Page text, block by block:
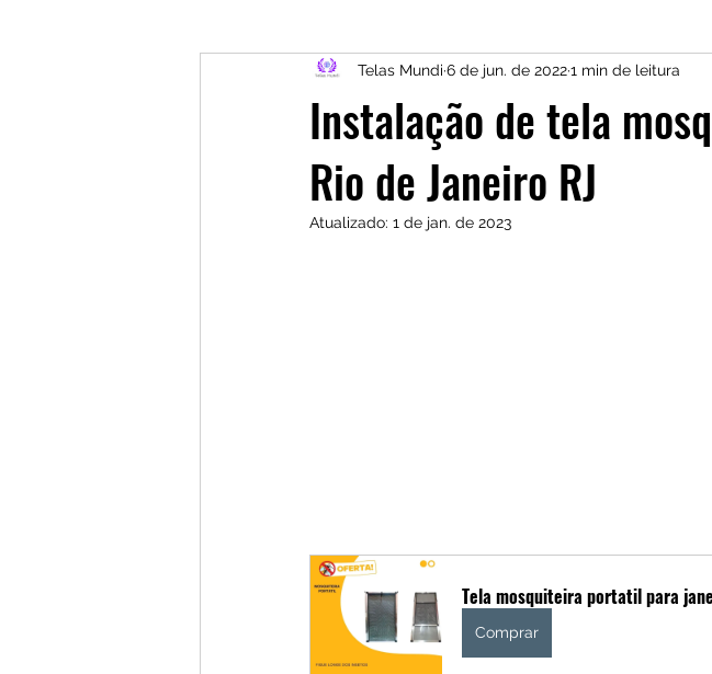
Instalação de tela
Rio de Janeiro RJ
Telas Mundi 6 de jun. de 20221 min de leitura
Atualizado: 1 de jan. de 2023
Tela mosquiteira portatil para
Comprar